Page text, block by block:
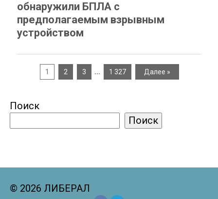
обнаружили БПЛА с
предполагаемым взрывным
устройством
1 2 3 … 1 327 Далее »
Поиск
Поиск
© 2026 ЛИБЕРАЛ